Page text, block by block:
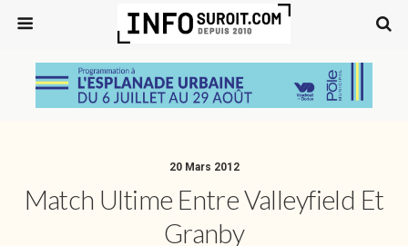
20 Mars 2012
Match Ultime Entre Valleyfield Et
Granby